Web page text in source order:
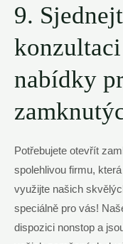
9.
nabídky
Potřebujete otevřít
spolehlivou firmu,
využijte našich
speciálně pro vás!
dispozici nonstop a